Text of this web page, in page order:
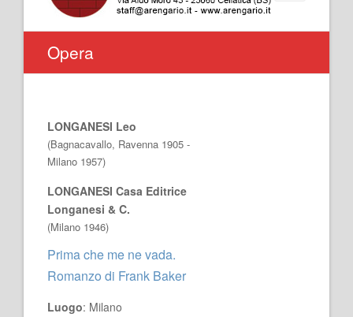
Opera
LONGANESI Leo
(Bagnacavallo, Ravenna 1905 -
Milano 1957)
LONGANESI Casa Editrice
Longanesi & C.
(Milano 1946)
Prima che me ne vada.
Romanzo di Frank Baker
Luogo: Milano